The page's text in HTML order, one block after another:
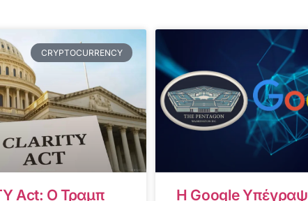
CRYPTOCURRENCY
Act: Ο Τραμπ Η Google